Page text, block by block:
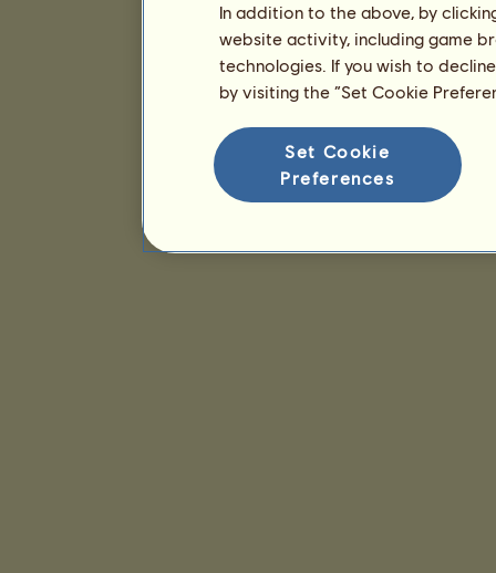
In addition to the above, by
website activity, including game
technologies. If you wish to
by visiting the “Set Cookie
Set Cookie
Preferences